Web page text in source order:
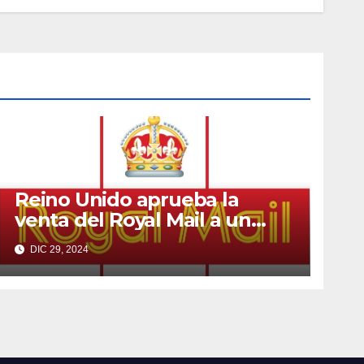
Reino Unido aprueba la
venta del Royal Mail a un
multimillonario checo
DIC 29, 2024